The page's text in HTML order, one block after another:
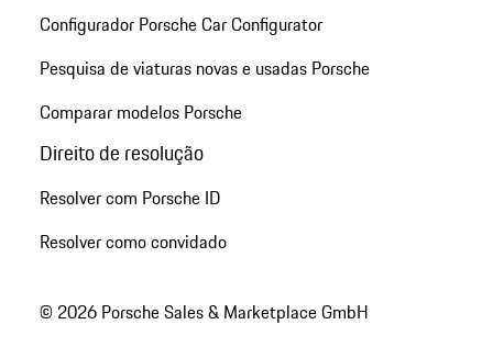
Configurador Porsche Car Configurator
Pesquisa de viaturas novas e usadas Porsche
Comparar modelos Porsche
Direito de resolução
Resolver com Porsche ID
Resolver como convidado
© 2026 Porsche Sales & Marketplace GmbH